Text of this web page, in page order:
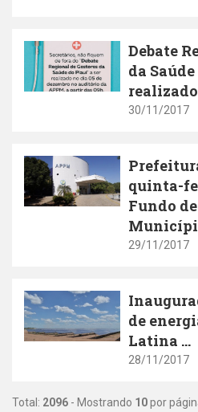
Debate
da
30/11/2017
quinta-
Fundo
29/11/2017
de
Latina ...
28/11/2017
Total: 2096 - Mostrando 10por